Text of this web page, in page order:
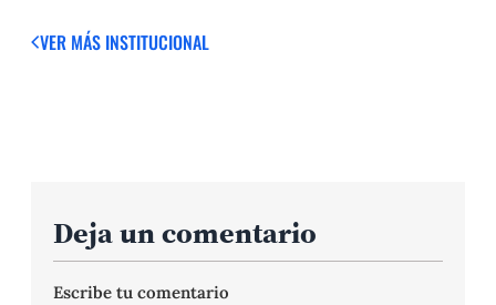
VER MÁS INSTITUCIONAL
Deja un comentario
Escribe tu comentario